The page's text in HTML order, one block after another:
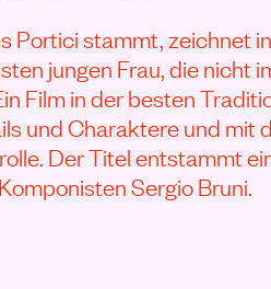
Portici stammt, zeichnet
jungen Frau, die nicht
Film in der besten
und Charaktere und mit
Der Titel entstammt
Sergio Bruni.